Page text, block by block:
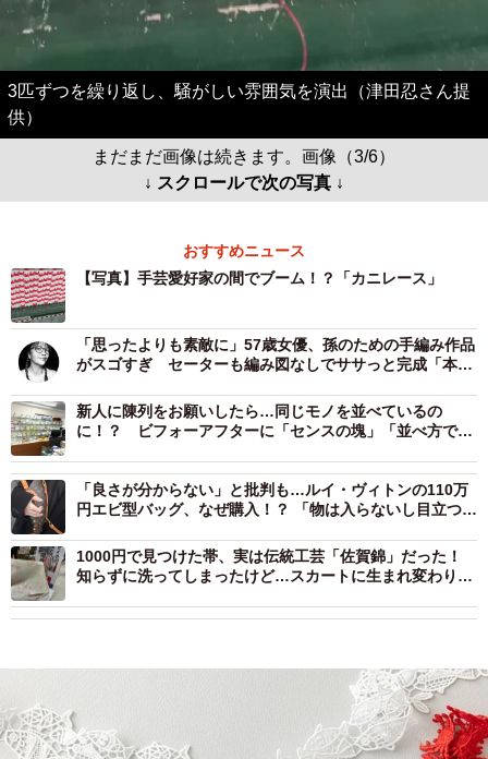
3匹ずつを繰り返し、騒がしい雰囲気を演出（津田忍さん提
供）
まだまだ画像は続きます。画像（3/6）
↓ スクロールで次の写真 ↓
おすすめニュース
【写真】手芸愛好家の間でブーム！？「カニレース」
「思ったよりも素敵に」57歳女優、孫のための手編み作品
がスゴすぎ セーターも編み図なしでササっと完成「本当
新人に陳列をお願いしたら…同じモノを並べているの
に！？ ビフォーアフターに「センスの塊」「並べ方でこ
「良さが分からない」と批判も…ルイ・ヴィトンの110万
円エビ型バッグ、なぜ購入！？ 「物は入らないし目立つけ
1000円で見つけた帯、実は伝統工芸「佐賀錦」だった！
知らずに洗ってしまったけど…スカートに生まれ変わり